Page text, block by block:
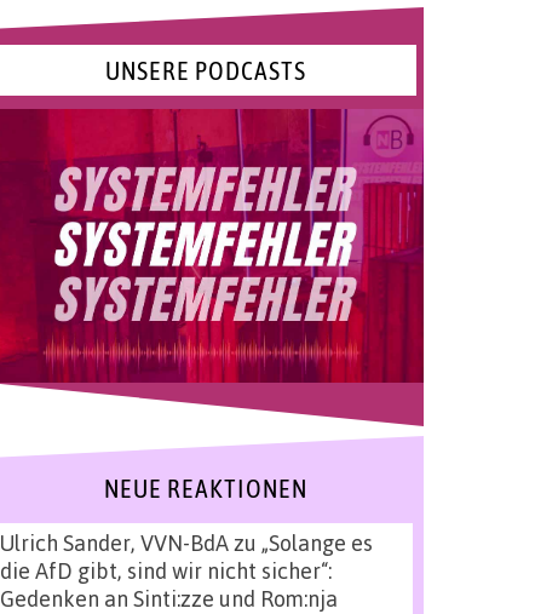
UNSERE PODCASTS
NEUE REAKTIONEN
Ulrich Sander, VVN-BdAzu „Solange es
die AfD gibt, sind wir nicht sicher“:
Gedenken an Sinti:zze und Rom:nja